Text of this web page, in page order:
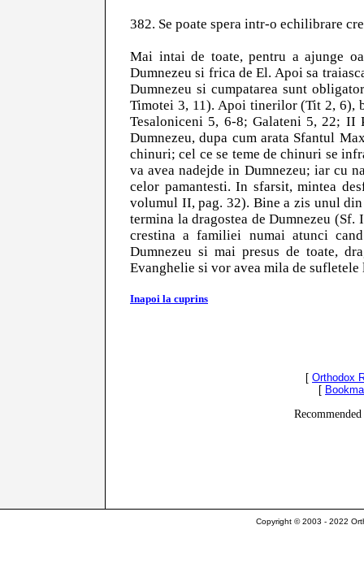
382. Se poate spera intr-o echilibrare
Mai intai de toate, pentru a ajunge
Dumnezeu si frica de El. Apoi sa
Dumnezeu si cumpatarea sunt
Timotei 3, 11). Apoi tinerilor (Tit 2, 6),
Tesaloniceni 5, 6-8; Galateni 5, 22; II
Dumnezeu, dupa cum arata Sfantul
chinuri; cel ce se teme de chinuri se
va avea nadejde in Dumnezeu; iar cu
celor pamantesti. In sfarsit, mintea
volumul II, pag. 32). Bine a zis unul
termina la dragostea de Dumnezeu
crestina a familiei numai atunci
Dumnezeu si mai presus de toate,
Evanghelie si vor avea mila de
Inapoi la cuprins
[ Orthodox
[
Copyright © 2003 - 2022